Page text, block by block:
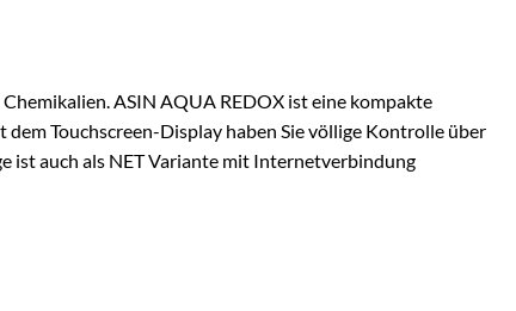
ASIN AQUA REDOX ist eine kompakte
Touchscreen-Display haben Sie völlige Kontrolle über
ist auch als NET Variante mit Internetverbindung